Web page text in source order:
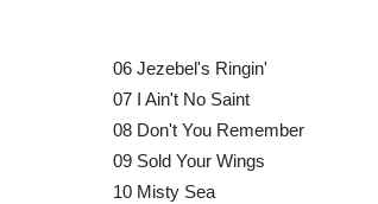
06 Jezebel's Ringin'
07
I Ain't No Saint
08 Don't You Remember
09 Sold Your Wings
10 Misty Sea